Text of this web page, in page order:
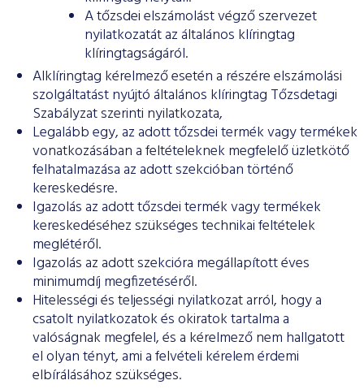
A tőzsdei elszámolást végző szervezet
nyilatkozatát az általános klíringtag
klíringtagságáról.
Alklíringtag kérelmező esetén a részére elszámolási
szolgáltatást nyújtó általános klíringtag Tőzsdetagi
Szabályzat szerinti nyilatkozata,
Legalább egy, az adott tőzsdei termék vagy termékek
vonatkozásában a feltételeknek megfelelő üzletkötő
felhatalmazása az adott szekcióban történő
kereskedésre.
Igazolás az adott tőzsdei termék vagy termékek
kereskedéséhez szükséges technikai feltételek
meglétéről.
Igazolás az adott szekcióra megállapított éves
minimumdíj megfizetéséről.
Hitelességi és teljességi nyilatkozat arról, hogy a
csatolt nyilatkozatok és okiratok tartalma a
valóságnak megfelel, és a kérelmező nem hallgatott
el olyan tényt, ami a felvételi kérelem érdemi
elbírálásához szükséges.